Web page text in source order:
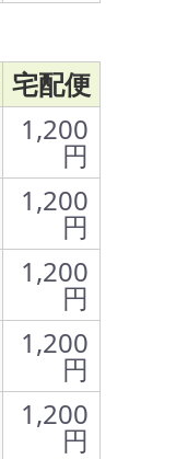
宅配便
1,200
円
1,200
円
1,200
円
1,200
円
1,200
円